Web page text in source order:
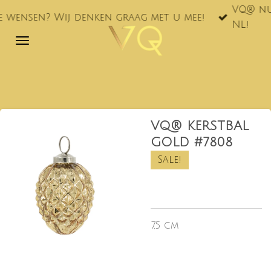
Ga
naar
graag met u mee!
VQ® nu ook te
NL!
VQ® KERSTBAL
GOLD #7808
Sale!
7,5 cm